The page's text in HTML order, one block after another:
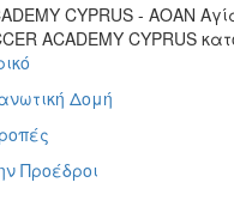
CYPRUS - ΑΟΑΝ
ACADEMY CYPRUS
Δομή
Προέδροι